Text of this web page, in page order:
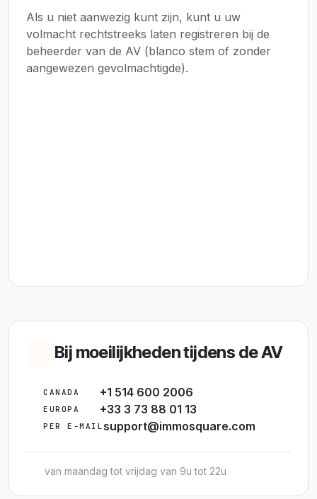
Als u niet aanwezig kunt zijn, kunt u uw
volmacht rechtstreeks laten registreren bij de
beheerder van de AV (blanco stem of zonder
aangewezen gevolmachtigde).
Bij moeilijkheden tijdens de AV
CANADA +1 514 600 2006
EUROPA +33 3 73 88 01 13
PER E-MAIL support@immosquare.com
van maandag tot vrijdag van 9u tot 22u